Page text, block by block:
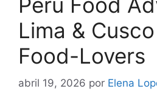
Lima &
Food-Lovers
abril 19, 2026 por Elena